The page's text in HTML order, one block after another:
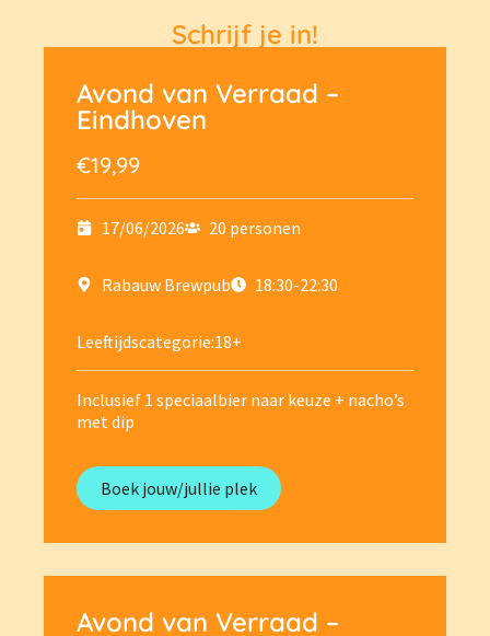
Schrijf je in!
Avond van Verraad –
Eindhoven
€19,99
17/06/2026 20 personen
Rabauw Brewpub 18:30-22:30
Leeftijdscategorie:18+
Inclusief 1 speciaalbier naar keuze + nacho’s
met dip
Boek jouw/jullie plek
Avond van Verraad –